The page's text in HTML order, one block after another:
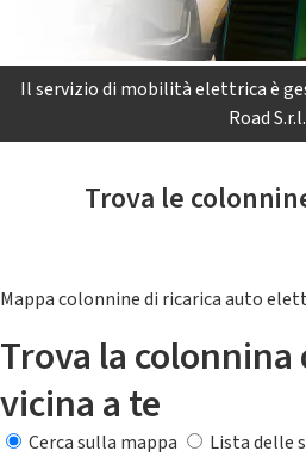
Il servizio di mobilità elettrica è
Road S.r.l.
Trova le
Mappa colonnine di ricarica auto
Trova la
vicina a te
Cerca sulla mappa
Lista delle